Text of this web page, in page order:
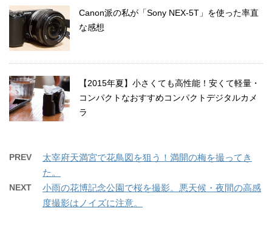
Canon派の私が「Sony NEX-5T」を使った率直
な感想
【2015年夏】小さくても高性能！安くて軽量・
コンパクトなおすすめコンパクトデジタルカメ
ラ
PREV
太宰府天満宮で花鳥図を狙う！満開の梅を撮ってき
た。
NEXT
小雨の花博記念公園で桜を撮影。悪天候・夜間の高感
度撮影はノイズに注意。